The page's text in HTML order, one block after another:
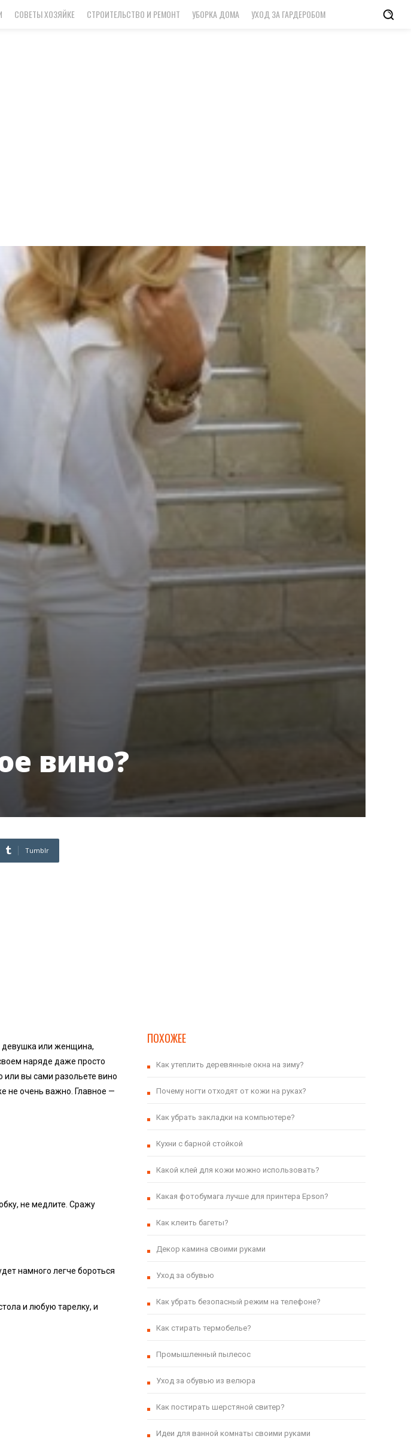
СОВЕТЫ ХОЗЯЙКЕ СТРОИТЕЛЬСТВО И РЕМОНТ УБОРКА ДОМА УХОД ЗА ГАРДЕРОБОМ
вино?
Tumblr
девушка или женщина,
наряде даже просто
вы сами разольете вино
не очень важно. Главное —
не медлите. Сражу
намного легче бороться
и любую тарелку, и
ПОХОЖЕЕ
Как утеплить деревянные окна на зиму?
Почему ногти отходят от кожи на руках?
Как убрать закладки на компьютере?
Кухни с барной стойкой
Какой клей для кожи можно использовать?
Какая фотобумага лучше для принтера Epson?
Как клеить багеты?
Декор камина своими руками
Уход за обувью
Как убрать безопасный режим на телефоне?
Как стирать термобелье?
Промышленный пылесос
Уход за обувью из велюра
Как постирать шерстяной свитер?
Идеи для ванной комнаты своими руками